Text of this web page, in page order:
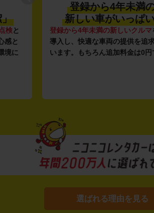
」
検と
感と
境に
登録から4年未満
新しい車がいっぱ
登録から4年未満の新しいクルマ
導入し、快適な車両の提供を追
います。もちろん追加料金は0円
選ばれる理由を見る